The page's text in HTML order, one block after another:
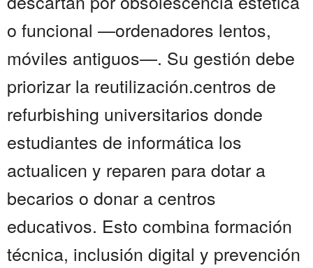
o funcional —ordenadores lentos,
móviles antiguos—. Su gestión debe
priorizar la reutilización.centros de
refurbishing universitarios donde
estudiantes de informática los
actualicen y reparen para dotar a
becarios o donar a centros
educativos. Esto combina formación
técnica, inclusión digital y prevención